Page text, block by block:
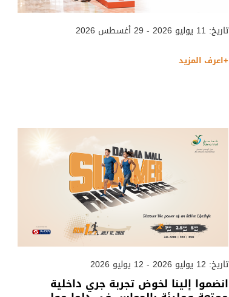
تاريخ: 11 يوليو 2026 - 29 أغسطس 2026
+اعرف المزيد
تاريخ: 12 يوليو 2026 - 12 يوليو 2026
انضموا إلينا لخوض تجربة جري داخلية